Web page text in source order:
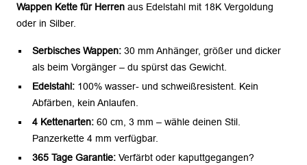
Wappen Kette für Herren aus Edelstahl mit 18K Vergoldung
oder in Silber.
Serbisches Wappen:30 mm Anhänger, größer und dicker
als beim Vorgänger – du spürst das Gewicht.
Edelstahl:100% wasser- und schweißresistent. Kein
Abfärben, kein Anlaufen.
4 Kettenarten:60 cm, 3 mm – wähle deinen Stil.
Panzerkette 4 mm verfügbar.
365 Tage Garantie:Verfärbt oder kaputtgegangen?